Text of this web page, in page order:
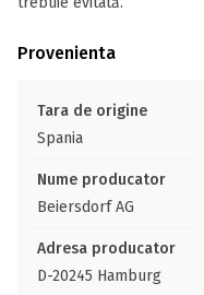
Provenienta
Tara de origine
Spania
Nume producator
Beiersdorf AG
Adresa producator
D-20245 Hamburg